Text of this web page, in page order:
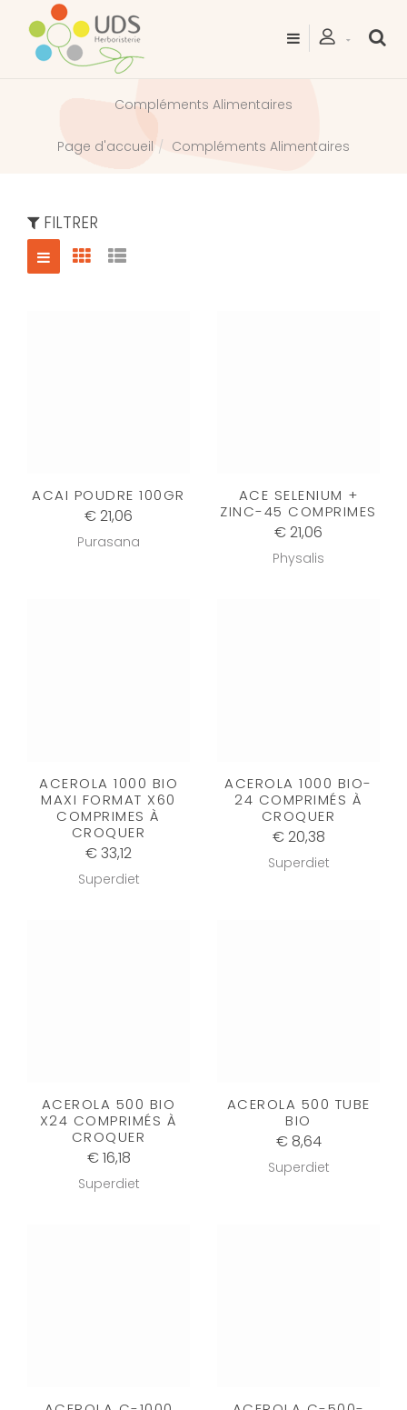
Compléments Alimentaires
Page d'accueil Compléments Alimentaires
FILTRER
ACAI POUDRE 100GR
€ 21,06
Purasana
ACE SELENIUM +
ZINC-45 COMPRIMES
€ 21,06
Physalis
ACEROLA 1000 BIO
MAXI FORMAT X60
COMPRIMES À
CROQUER
€ 33,12
Superdiet
ACEROLA 1000 BIO-
24 COMPRIMÉS À
CROQUER
€ 20,38
Superdiet
ACEROLA 500 BIO
X24 COMPRIMÉS À
CROQUER
€ 16,18
Superdiet
ACEROLA 500 TUBE
BIO
€ 8,64
Superdiet